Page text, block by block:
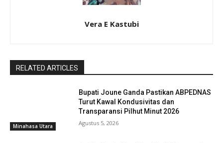
Vera E Kastubi
RELATED ARTICLES
Minahasa Utara
Bupati Joune Ganda Pastikan ABPEDNAS
Turut Kawal Kondusivitas dan
Transparansi Pilhut Minut 2026
Agustus 5, 2026